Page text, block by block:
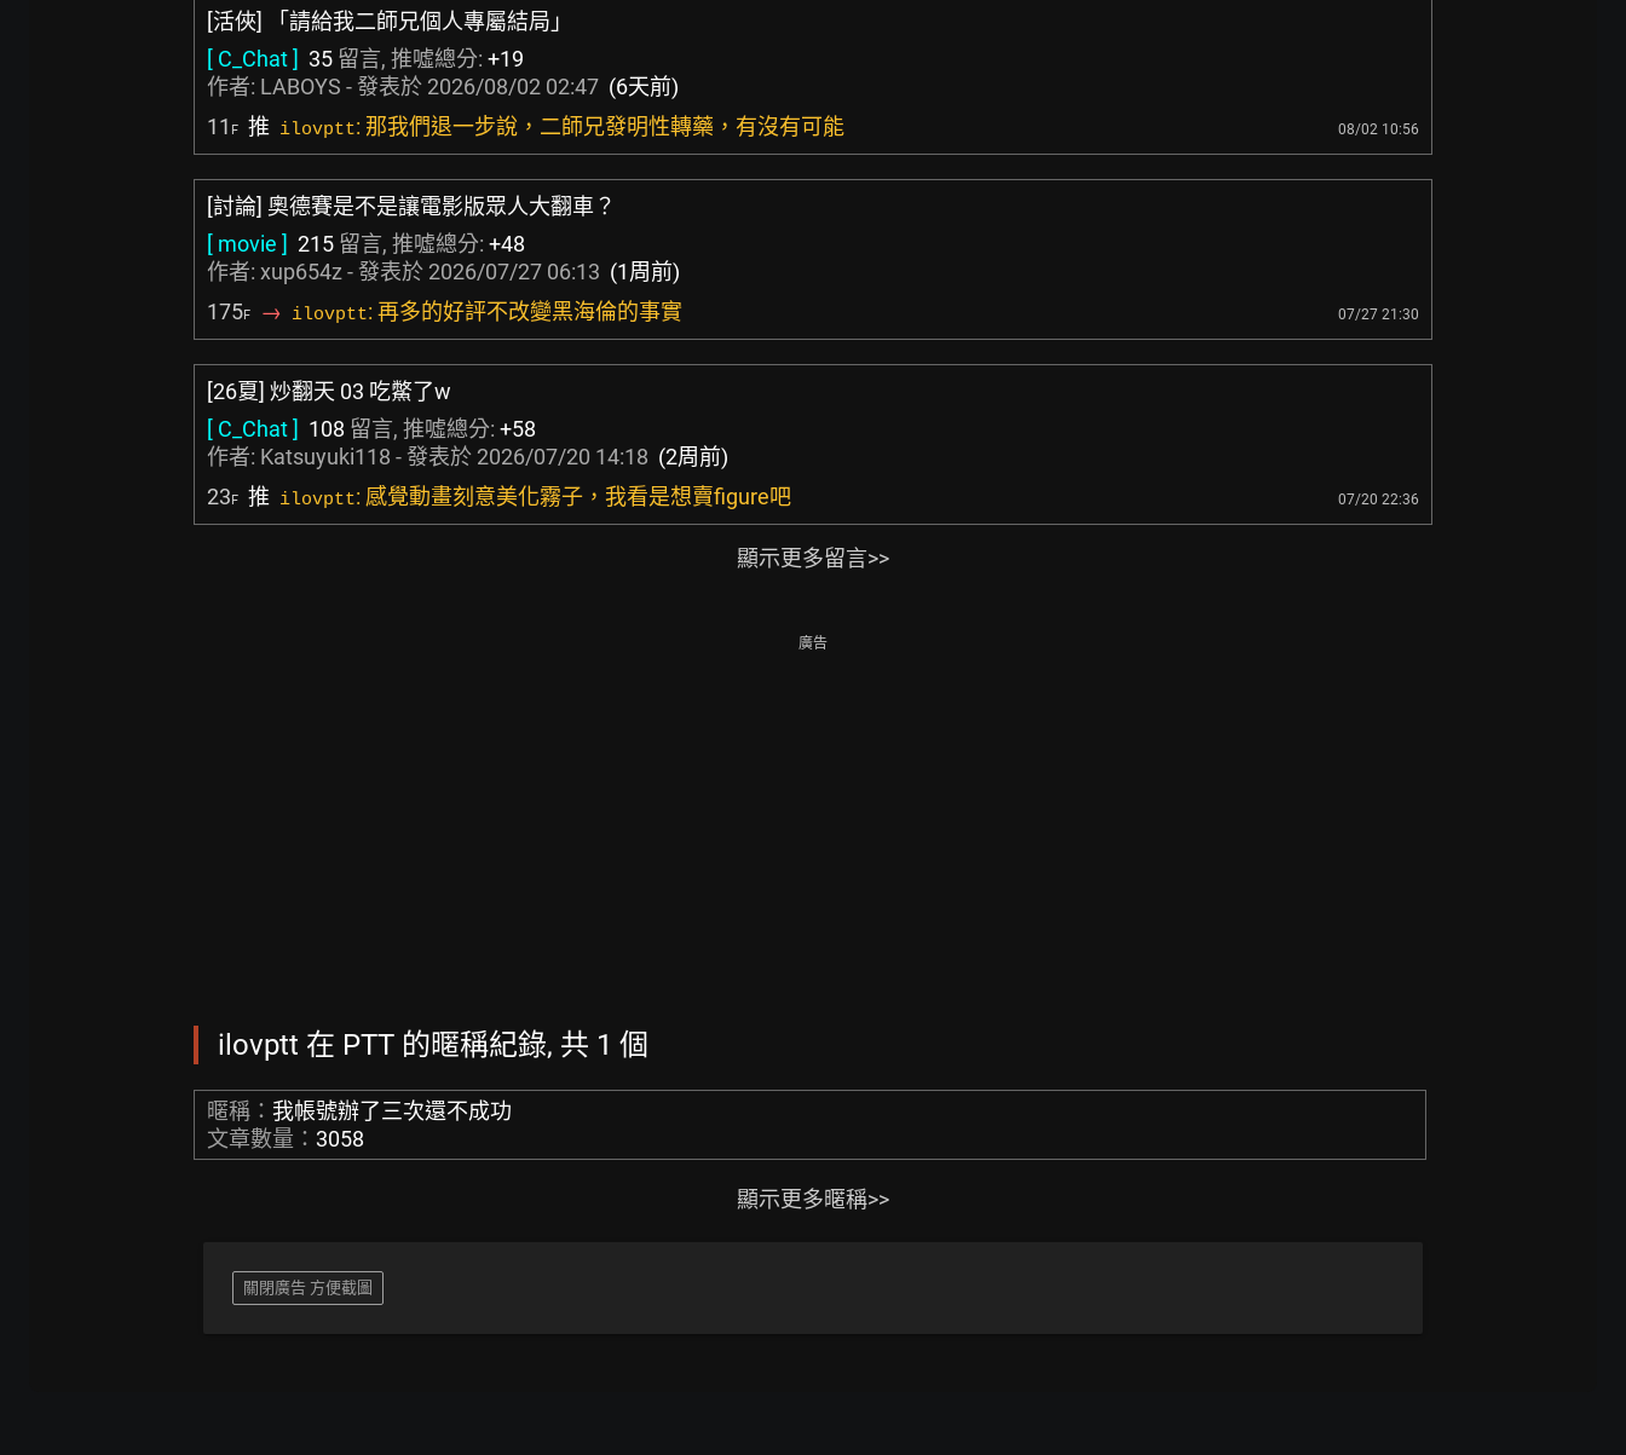
[活俠] 「請給我二師兄個人專屬結局」
[ C_Chat ] 35 留言, 推噓總分: +19
作者: LABOYS - 發表於 2026/08/02 02:47 (6天前)
11 F 推 ilovptt: 那我們退一步說，二師兄發明性轉藥，有沒有可能 08/02 10:56
[討論] 奧德賽是不是讓電影版眾人大翻車？
[ movie ] 215 留言, 推噓總分: +48
作者: xup654z - 發表於 2026/07/27 06:13 (1周前)
175F → ilovptt: 再多的好評不改變黑海倫的事實 07/27 21:30
[26夏] 炒翻天 03 吃鱉了w
[ C_Chat ] 108 留言, 推噓總分: +58
作者: Katsuyuki118 - 發表於 2026/07/20 14:18 (2周前)
23F 推 ilovptt: 感覺動畫刻意美化霧子，我看是想賣figure吧 07/20 22:36
顯示更多留言>>
廣告
ilovptt 在 PTT 的暱稱紀錄, 共 1 個
暱稱： 我帳號辦了三次還不成功
文章數量： 3058
顯示更多暱稱>>
關閉廣告 方便截圖